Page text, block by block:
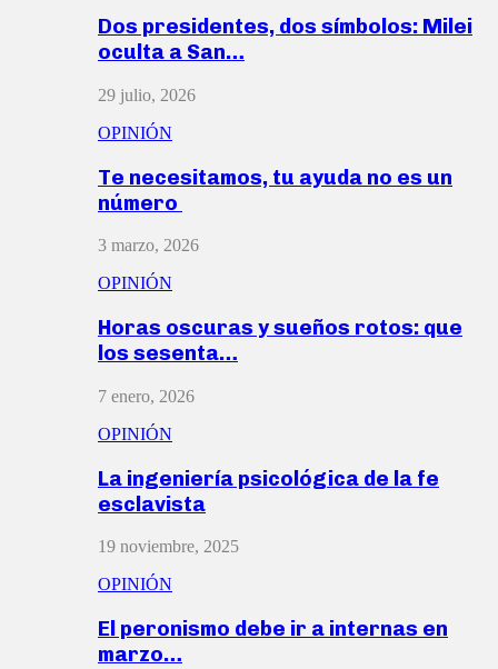
Dos presidentes, dos símbolos: Milei
oculta a San…
29 julio, 2026
OPINIÓN
Te necesitamos, tu ayuda no es un
número
3 marzo, 2026
OPINIÓN
Horas oscuras y sueños rotos: que
los sesenta…
7 enero, 2026
OPINIÓN
La ingeniería psicológica de la fe
esclavista
19 noviembre, 2025
OPINIÓN
El peronismo debe ir a internas en
marzo…